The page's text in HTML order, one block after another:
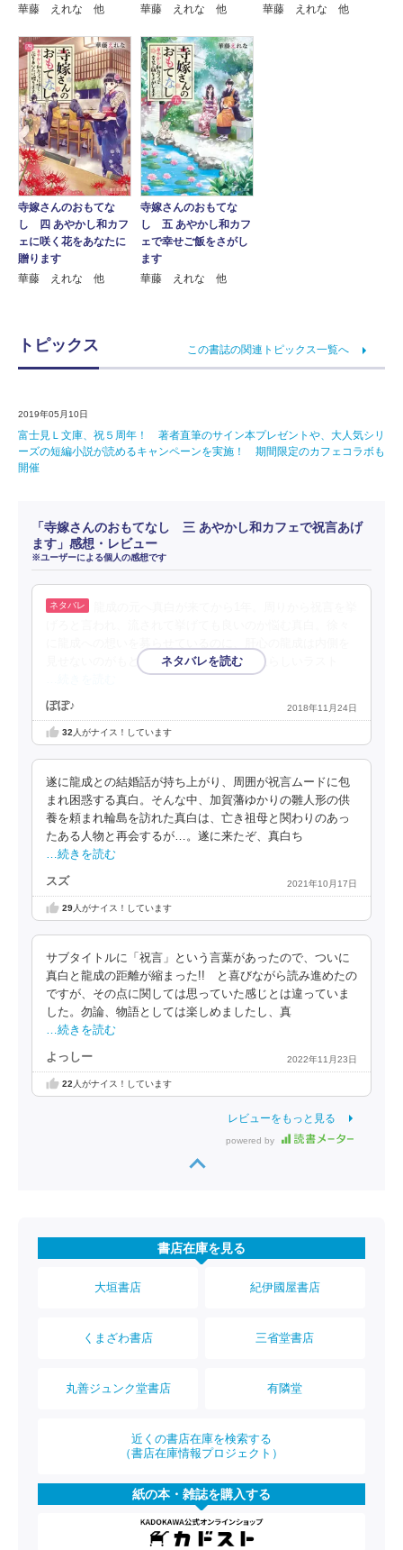
華藤 えれな 他
華藤 えれな 他
華藤 えれな 他
寺嫁さんのおもてな
し 四 あやかし和カフ
ェに咲く花をあなたに
贈ります
華藤 えれな 他
寺嫁さんのおもてな
し 五 あやかし和カフ
ェで幸せご飯をさがし
ます
華藤 えれな 他
トピックス この書誌の関連トピックス一覧へ
2019年05月10日
富士見Ｌ文庫、祝５周年！ 著者直筆のサイン本プレゼントや、大人気シリ
ーズの短編小説が読めるキャンペーンを実施！ 期間限定のカフェコラボも
開催
「寺嫁さんのおもてなし 三 あやかし和カフェで祝言あげ
ます」感想・レビュー
※ユーザーによる個人の感想です
見せないのがもどかしかったですが、二人らしいラスト
ぽぽ♪ 2018年11月24日
32人がナイス！しています
遂に龍成との結婚話が持ち上がり、周囲が祝言ムードに包
まれ困惑する真白。そんな中、加賀藩ゆかりの雛人形の供
養を頼まれ輪島を訪れた真白は、亡き祖母と関わりのあっ
たある人物と再会するが…。遂に来たぞ、真白ち
…続きを読む
スズ 2021年10月17日
29人がナイス！しています
サブタイトルに「祝言」という言葉があったので、ついに
真白と龍成の距離が縮まった!! と喜びながら読み進めたの
ですが、その点に関しては思っていた感じとは違っていま
した。勿論、物語としては楽しめましたし、真
…続きを読む
よっしー 2022年11月23日
22 人がナイス！しています
レビューをもっと見る
powered by
書店在庫を見る
大垣書店 紀伊國屋書店
くまざわ書店 三省堂書店
丸善ジュンク堂書店 有隣堂
近くの書店在庫を検索する
（書店在庫情報プロジェクト）
紙の本・雑誌を購入する